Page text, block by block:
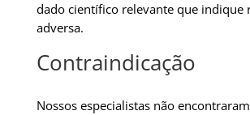
dado científico relevante que indique
adversa.
Contraindicação
Nossos especialistas não